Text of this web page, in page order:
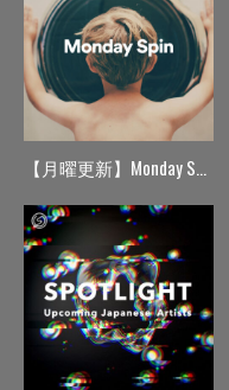
【月曜更新】Monday Spin